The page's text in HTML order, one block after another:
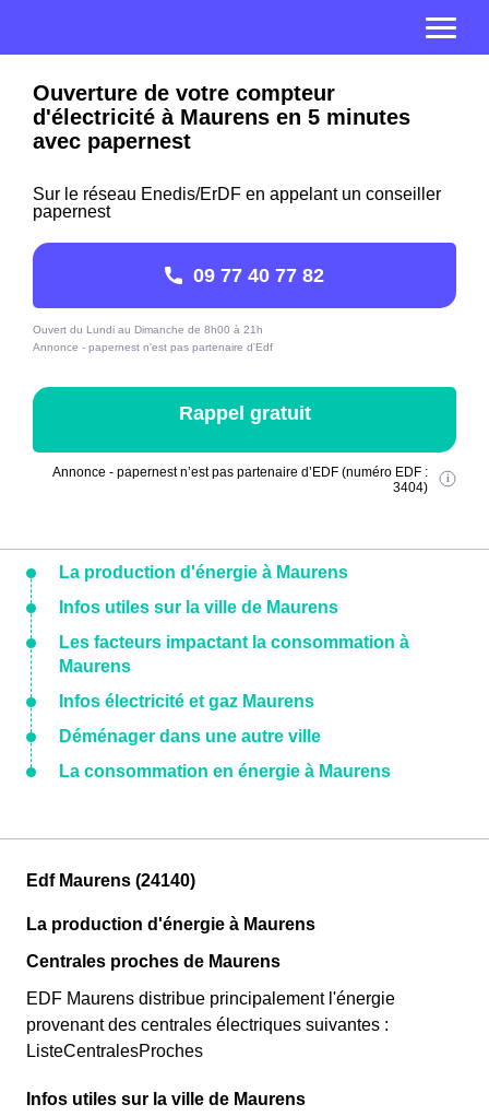
Ouverture de votre compteur
d'électricité à Maurens en 5 minutes
avec papernest
Sur le réseau Enedis/ErDF en appelant un conseiller
papernest
09 77 40 77 82
Ouvert du Lundi au Dimanche de 8h00 à 21h
Annonce - papernest n'est pas partenaire d'Edf
Rappel gratuit
Annonce - papernest n’est pas partenaire d’EDF (numéro EDF :
3404)
La production d'énergie à Maurens
Infos utiles sur la ville de Maurens
Les facteurs impactant la consommation à
Maurens
Infos électricité et gaz Maurens
Déménager dans une autre ville
La consommation en énergie à Maurens
Edf Maurens (24140)
La production d'énergie à Maurens
Centrales proches de Maurens
EDF Maurens distribue principalement l'énergie
provenant des centrales électriques suivantes :
ListeCentralesProches
Infos utiles sur la ville de Maurens